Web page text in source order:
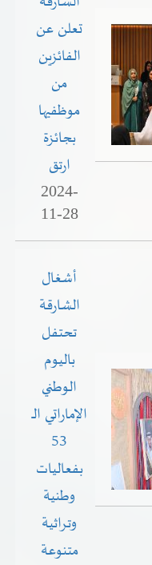
تعلن عن
الفائزين
من
موظفيها
بجائزة
ارتق
2024-
11-28
أشغال
الشارقة
تحتفل
باليوم
الوطني
الإماراتي الـ
53
بفعاليات
وطنية
وتراثية
متنوعة